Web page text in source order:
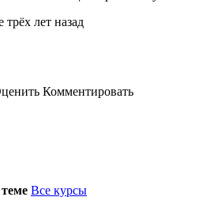
трёх лет назад
Комментировать
Все курсы